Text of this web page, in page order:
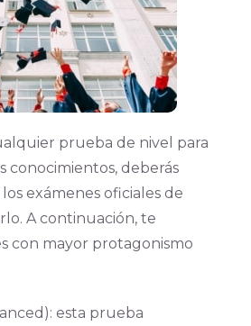
prueba de nivel para
conocimientos, deberás
exámenes oficiales de
A continuación, te
con mayor protagonismo
esta prueba